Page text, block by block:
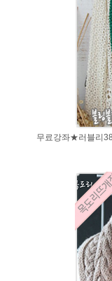
무료강좌★러블리